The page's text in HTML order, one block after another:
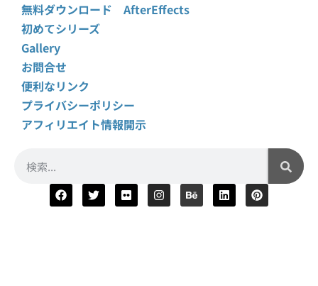
無料ダウンロード AfterEffects
初めてシリーズ
Gallery
お問合せ
便利なリンク
プライバシーポリシー
アフィリエイト情報開示